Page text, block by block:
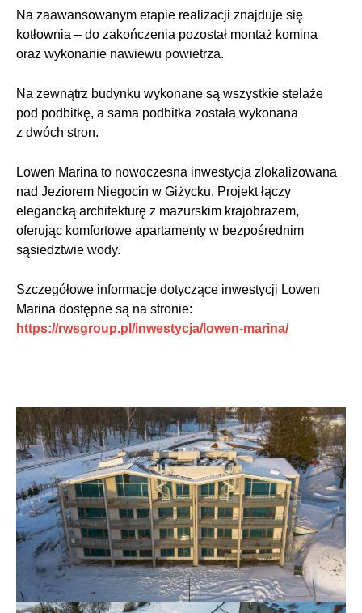
Na zaawansowanym etapie realizacji znajduje się
kotłownia – do zakończenia pozostał montaż komina
oraz wykonanie nawiewu powietrza.
Na zewnątrz budynku wykonane są wszystkie stelaże
pod podbitkę, a sama podbitka została wykonana
z dwóch stron.
Lowen Marina to nowoczesna inwestycja zlokalizowana
nad Jeziorem Niegocin w Giżycku. Projekt łączy
elegancką architekturę z mazurskim krajobrazem,
oferując komfortowe apartamenty w bezpośrednim
sąsiedztwie wody.
Szczegółowe informacje dotyczące inwestycji Lowen
Marina dostępne są na stronie:
https://rwsgroup.pl/inwestycja/lowen-marina/